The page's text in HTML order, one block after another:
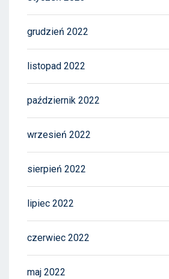
grudzień 2022
listopad 2022
październik 2022
wrzesień 2022
sierpień 2022
lipiec 2022
czerwiec 2022
maj 2022